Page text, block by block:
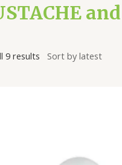
9 results